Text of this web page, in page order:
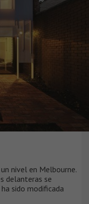
nivel en Melbourne.
delanteras se
sido modificada